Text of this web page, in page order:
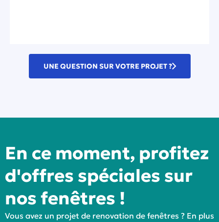
UNE QUESTION SUR VOTRE PROJET ?
En ce moment, profitez
d'offres spéciales sur
nos fenêtres !
Vous avez un projet de renovation de fenêtres ? En plus